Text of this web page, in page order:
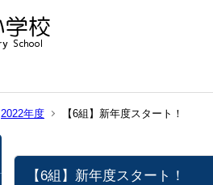
2022年度 【6組】新年度スタート！
【6組】新年度スタート！